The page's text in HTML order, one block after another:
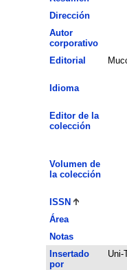
Dirección
Autor
corporativo
Editorial
Idioma
Editor de la
colección
Volumen de
la colección
ISSN
Área
Notas
Insertado
por
Uni-